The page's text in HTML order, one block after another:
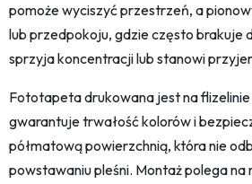
pomoże wyciszyć przestrzeń, a
lub przedpokoju, gdzie często brakuje
sprzyja koncentracji lub stanowi
Fototapeta drukowana jest na
gwarantuje trwałość kolorów i
półmatową powierzchnią, która nie
powstawaniu pleśni. Montaż polega na